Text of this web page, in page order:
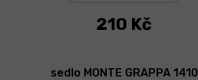
210 Kč
sedlo MONTE GRAPPA 1410